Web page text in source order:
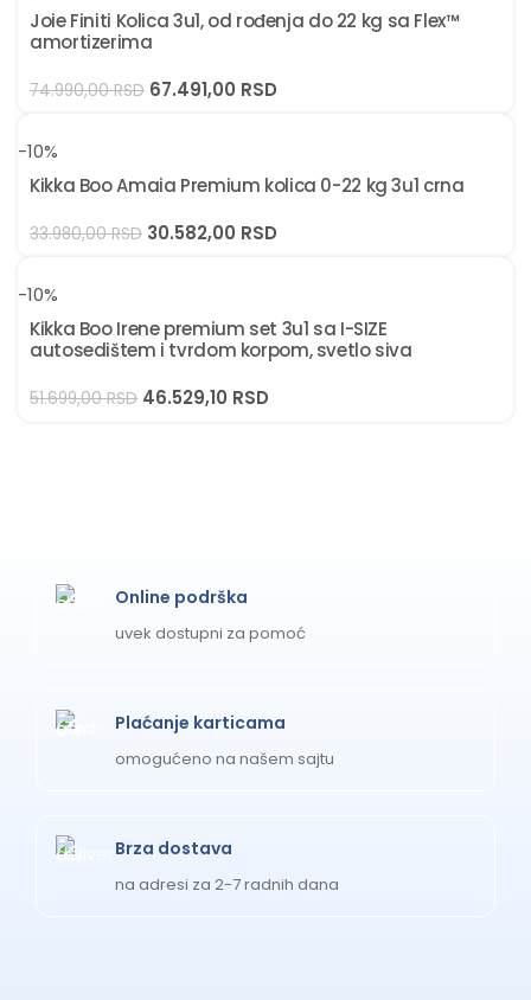
Održavanje i garancija
Metalne i plastične delove kolica čistiti vlažnom krpom i
blagim deterdžentom, dok se tekstilne navlake mogu prati
materijala. Proizvod dolazi sa standardnom zakonskom
garancijom u trajanju od 24 meseca, koja pokriva fabričke
nedostatke uz pravilnu upotrebu.
Joie Finiti Kolica 3u1, od rođenja do 22 kg sa Flex™
amortizerima
74.990,00RSD 67.491,00 RSD
-10%
Kikka Boo Amaia Premium kolica 0-22 kg 3u1 crna
33.980,00RSD 30.582,00 RSD
-10%
Kikka Boo Irene premium set 3u1 sa I-SIZE
autosedištem i tvrdom korpom, svetlo siva
51.699,00RSD 46.529,10 RSD
Online podrška
uvek dostupni za pomoć
Plaćanje karticama
omogućeno na našem sajtu
Brza dostava
na adresi za 2-7 radnih dana